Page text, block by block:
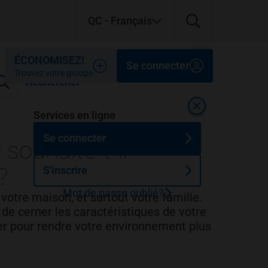
Fermer
Fermer
Rechercher
Fermer
ÉCONOMISEZ!
Trouvez votre groupe
Se connecter
Fermer
Services en ligne
Se connecter
S'inscrire
Mot de passe oublié?
souhaite-t-il
votre maison, et surtout votre famille.
cerner les caractéristiques de votre
pour rendre votre environnement plus